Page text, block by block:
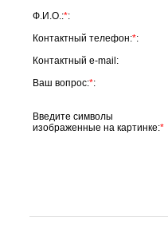
Ф.И.О.:*:
Контактный телефон:*:
Контактный e-mail:
Ваш вопрос:*:
Введите символы
изображенные на картинке:*